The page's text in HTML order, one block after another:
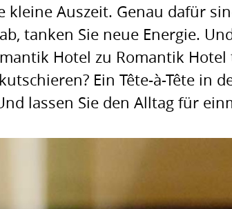
Auszeit. Genau dafür
tanken Sie neue Energie.
Hotel zu Romantik Hotel
Ein Tête-à-Tête in
lassen Sie den Alltag für